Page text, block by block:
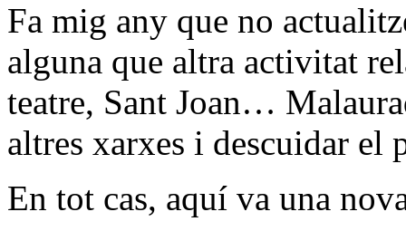
Fa mig any que no
alguna que altra activitat
teatre, Sant Joan…
altres xarxes i descuidar el
En tot cas, aquí va una